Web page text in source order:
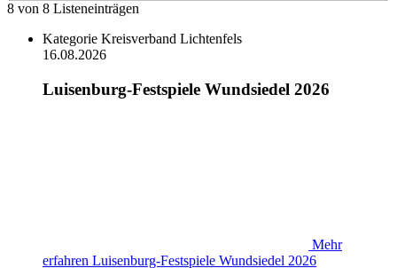
8 von 8 Listeneinträgen
Kategorie Kreisverband Lichtenfels
16.08.2026
Luisenburg-Festspiele Wundsiedel 2026
Mehr
erfahren Luisenburg-Festspiele Wundsiedel 2026